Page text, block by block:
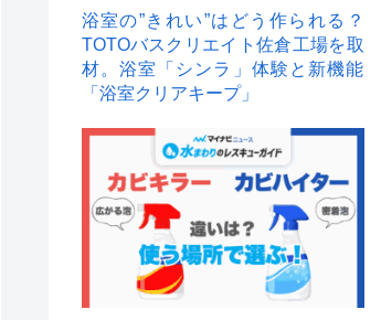
浴室の”きれい”はどう作られる？
TOTOバスクリエイト佐倉工場を取
材。浴室「シンラ」体験と新機能
「浴室クリアキープ」